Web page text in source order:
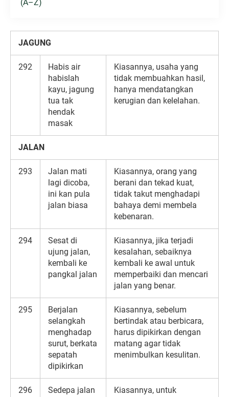
(A–Z)
JAGUNG
292
Habis air
habislah
kayu, jagung
tua tak
hendak
masak
Kiasannya, usaha yang
tidak membuahkan hasil,
hanya mendatangkan
kerugian dan kelelahan.
JALAN
293
Jalan mati
lagi dicoba,
ini kan pula
jalan biasa
Kiasannya, orang yang
berani dan tekad kuat,
tidak takut menghadapi
bahaya demi membela
kebenaran.
294
Sesat di
ujung jalan,
kembali ke
pangkal jalan
Kiasannya, jika terjadi
kesalahan, sebaiknya
kembali ke awal untuk
memperbaiki dan mencari
jalan yang benar.
295
Berjalan
selangkah
menghadap
surut, berkata
sepatah
dipikirkan
Kiasannya, sebelum
bertindak atau berbicara,
harus dipikirkan dengan
matang agar tidak
menimbulkan kesulitan.
296
Sedepa jalan
Kiasannya, untuk